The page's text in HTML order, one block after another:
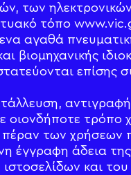
των
τόπο
αγαθά
βιομηχανικής
επίσης
τρόπο
των χρήσεων
έγγραφη άδεια της
και